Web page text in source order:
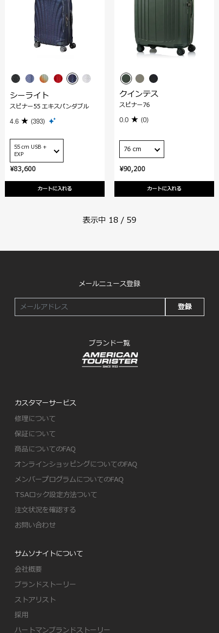
¥83,600
カートに入れる
シーライト
スピナー55 エキスパンダブル
4.6 (393)
55 cm USB +
EXP
¥90,200
カートに入れる
クインテス
スピナー76
0.0 (0)
76 cm
表示中 18 / 59
メールニュース登録
登録
ブランド一覧
カスタマーサービス
修理について
保証について
商品についてのFAQ
オンラインショッピングについてのFAQ
メンバープログラムについてのFAQ
TSAロック設定方法ついて
注文状況を確認する
お問い合わせ
サムソナイトについて
会社概要
ブランドストーリー
ストアリスト
採用
ハートマンブランドストーリー